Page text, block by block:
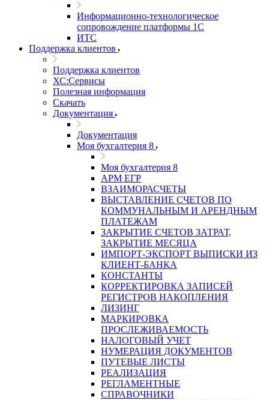
Информационно-технологическое
сопровождение платформы 1С
ИТС
Поддержка клиентов
Поддержка клиентов
ХС:Сервисы
Полезная информация
Скачать
Документация
Документация
Моя бухгалтерия 8
Моя бухгалтерия 8
АРМ ЕГР
ВЗАИМОРАСЧЕТЫ
ВЫСТАВЛЕНИЕ СЧЕТОВ ПО
КОММУНАЛЬНЫМ И АРЕНДНЫМ
ПЛАТЕЖАМ
ЗАКРЫТИЕ СЧЕТОВ ЗАТРАТ,
ЗАКРЫТИЕ МЕСЯЦА
ИМПОРТ-ЭКСПОРТ ВЫПИСКИ ИЗ
КЛИЕНТ-БАНКА
КОНСТАНТЫ
КОРРЕКТИРОВКА ЗАПИСЕЙ
РЕГИСТРОВ НАКОПЛЕНИЯ
ЛИЗИНГ
МАРКИРОВКА
ПРОСЛЕЖИВАЕМОСТЬ
НАЛОГОВЫЙ УЧЕТ
НУМЕРАЦИЯ ДОКУМЕНТОВ
ПУТЕВЫЕ ЛИСТЫ
РЕАЛИЗАЦИЯ
РЕГЛАМЕНТНЫЕ
СПРАВОЧНИКИ